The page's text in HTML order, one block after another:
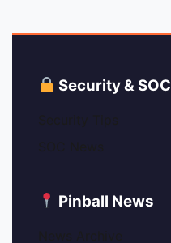
Security & SOC
Pinball News